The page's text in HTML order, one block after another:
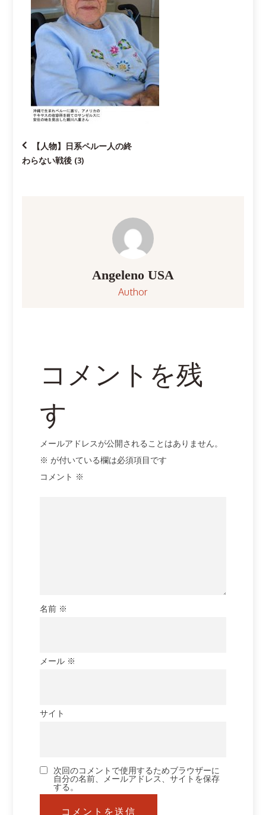
投【人物】日系ペルー人の終
わらない戦後 (3)
Angeleno USA
Author
コメントを残
す
メールアドレスが公開されることはありません。
※ が付いている欄は必須項目です
コメント ※
名前 ※
メール ※
サイト
次回のコメントで使用するためブラウザーに
自分の名前、メールアドレス、サイトを保存
する。